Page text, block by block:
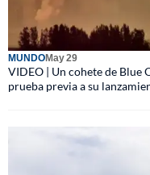
MUNDOMay 29
VIDEO | Un cohete de Blue
prueba previa a su